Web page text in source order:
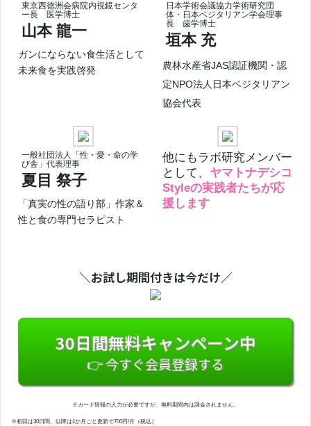
東京西徳洲会病院内視鏡センタ
ー長 医学博士
山本 龍一
ガンにならない食生活として
未来食を実践啓発
日本学術会議協力学術研究団
体・日本ベジタリアン学会理事
長 歯学博士
垣本 充
農林水産省JAS認証機関・認
定NPO法人日本ベジタリアン
協会代表
一般社団法人「性・愛・命の学
び舎」代表理事
夏目 祭子
「真実の性の語り部」作家＆
性と食の専門セラピスト
他にもラボ研究メンバー
として、 ヤマトナデシコ
Styleの実践者たちが応
援します
＼お試し期間付きは今だけ／
30日間無料キャンペーン中
👉 今すぐ会員登録する
※カード情報の入力が必要ですが、無料期間内は課金されません。
※初回は30日間、以降は1か月ごと更新で700円/月（税込）